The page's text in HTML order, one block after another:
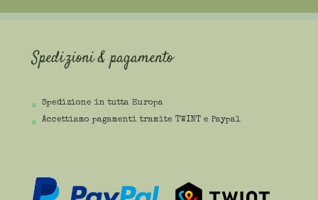
Spedizioni & pagamento
Spedizione in tutta Europa
Accettiamo pagamenti tramite TWINT e Paypal